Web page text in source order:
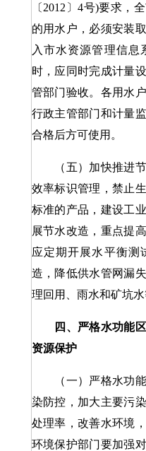
〔2012〕4号)要求，
的用水户，必须安装
入市水资源管理信息
时，应同时完成计量
管部门验收。各用水
行政主管部门和计量
合格后方可使用。
（五）加快推进节
效率标识管理，禁止
标准的产品，建设工
展节水改造，重点提
应定期开展水平衡测
造，降低供水管网漏
理回用、雨水和矿坑
四、严格水功能
资源保护
（一）严格水功能
染防控，加大主要污
处理率，改善水环境
环境保护部门要加强